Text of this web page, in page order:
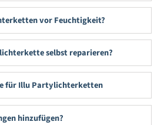
vor Feuchtigkeit?
selbst reparieren?
für Illu Partylichterketten
hinzufügen?